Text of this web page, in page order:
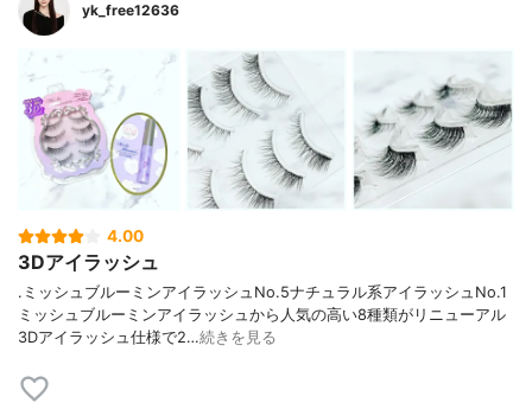
yk_free12636
4.00
3Dアイラッシュ
.ミッシュブルーミンアイラッシュNo.5ナチュラル系アイラッシュNo.1
ミッシュブルーミンアイラッシュから人気の高い8種類がリニューアル
3Dアイラッシュ仕様で2…続きを見る